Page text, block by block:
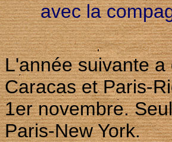
avec la
L'année suivante
Caracas et Paris-
1er novembre.
Paris-New York.